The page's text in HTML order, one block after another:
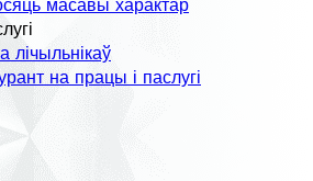
масавы характар
лічыльнікаў
на працы і паслугі